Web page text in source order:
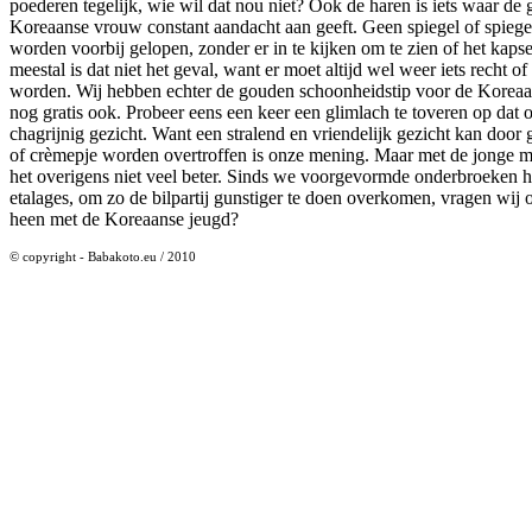
poederen tegelijk, wie wil dat nou niet? Ook de haren is iets waar de
Koreaanse vrouw constant aandacht aan geeft. Geen spiegel of
worden voorbij gelopen, zonder er in te kijken om te zien of het
meestal is dat niet het geval, want er moet altijd wel weer iets recht of
worden. Wij hebben echter de gouden schoonheidstip voor de
nog gratis ook. Probeer eens een keer een glimlach te toveren op dat
chagrijnig gezicht. Want een stralend en vriendelijk gezicht kan door
of crèmepje worden overtroffen is onze mening. Maar met de jonge
het overigens niet veel beter. Sinds we voorgevormde onderbroeken
etalages, om zo de bilpartij gunstiger te doen overkomen, vragen wij
heen met de Koreaanse jeugd?
© copyright - Babakoto.eu / 2010